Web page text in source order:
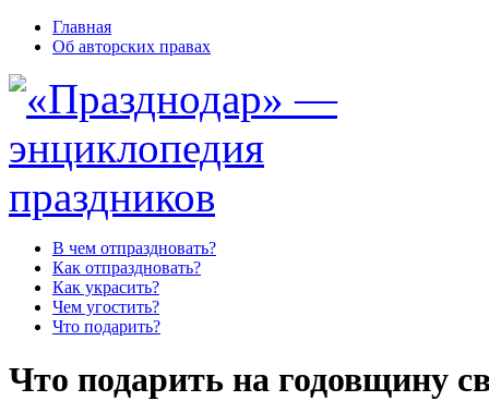
Главная
Об авторских правах
В чем отпраздновать?
Как отпраздновать?
Как украсить?
Чем угостить?
Что подарить?
Что подарить на годовщину